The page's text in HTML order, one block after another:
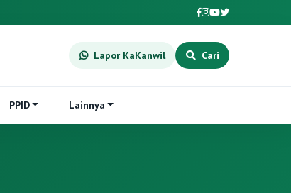
Lapor KaKanwil Cari
PPID Lainnya